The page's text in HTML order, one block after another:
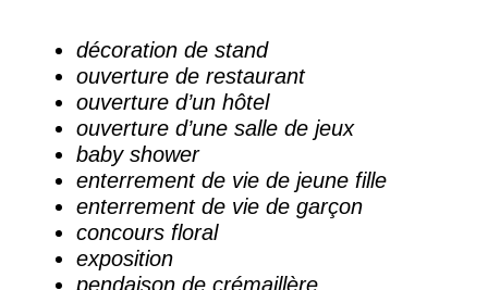
décoration de stand
ouverture de restaurant
ouverture d’un hôtel
ouverture d’une salle de jeux
baby shower
enterrement de vie de jeune fille
enterrement de vie de garçon
concours floral
exposition
pendaison de crémaillère